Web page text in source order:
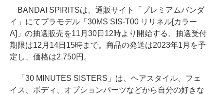
BANDAI SPIRITSは、通販サイト「プレミアムバンダ
イ」にてプラモデル「30MS SIS-T00 リリネル[カラー
A]」の抽選販売を11月30日12時より開始する。抽選受付
期限は12月14日15時まで。商品の発送は2023年1月を予
定し、価格は2,750円。
「30 MINUTES SISTERS」は、ヘアスタイル、フェ
イス、ボディ、オプションパーツなどから自分の好きな